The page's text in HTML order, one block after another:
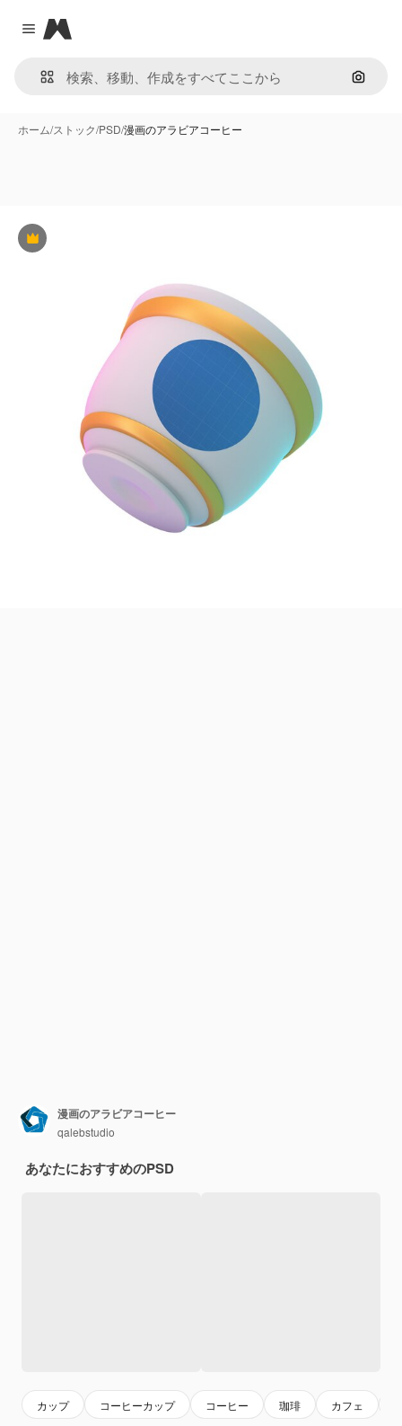
Close menu
Magnific
画像で
ホーム/ストック/PSD/漫画のアラビアコーヒー
Premium
漫画のアラビアコーヒー
qalebstudio
あなたにおすすめのPSD
カップ コーヒーカップ コーヒー 珈琲 カフェ